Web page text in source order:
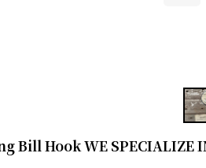
Hook WE SPECIALIZE